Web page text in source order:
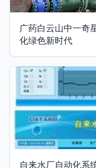
广药白云山中一奇
化绿色新时代
自来水厂自动化系